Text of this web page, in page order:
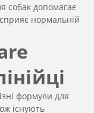
собак допомагає
нормальній
формули для
існують